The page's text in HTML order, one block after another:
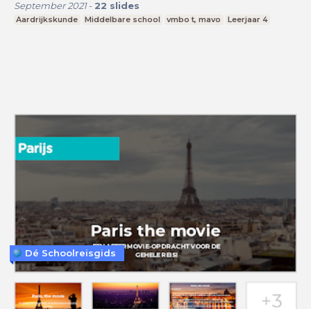
September 2021- 22 slides
Aardrijkskunde Middelbare school vmbo t, mavo Leerjaar 4
Dé Schoolreisgids